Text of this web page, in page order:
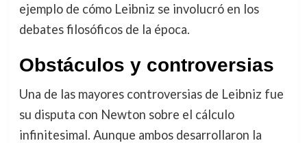
ejemplo de cómo Leibniz se involucró en los
debates filosóficos de la época.
Obstáculos y controversias
Una de las mayores controversias de Leibniz fue
su disputa con Newton sobre el cálculo
infinitesimal. Aunque ambos desarrollaron la